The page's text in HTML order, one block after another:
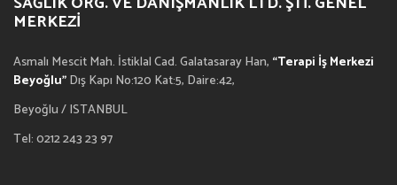
MERKEZI
Asmalı Mescit Mah. İstiklal Cad. Galatasaray Han, “Terapi İş Merkezi
Beyoğlu”Dış Kapı No:120 Kat:5, Daire:42,
Beyoğlu / ISTANBUL
Tel: 0212 243 23 97